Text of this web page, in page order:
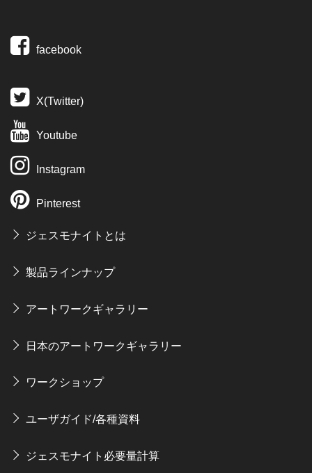
facebook
X(Twitter)
Youtube
Instagram
Pinterest
ジェスモナイトとは
製品ラインナップ
アートワークギャラリー
日本のアートワークギャラリー
ワークショップ
ユーザガイド/各種資料
ジェスモナイト必要量計算